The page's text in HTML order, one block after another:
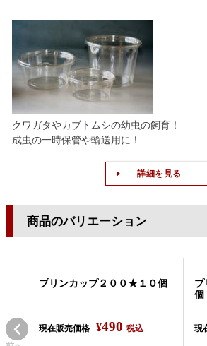
クワガタやカブトムシの幼虫の飼育！
成虫の一時保管や輸送用に！
詳細を見る
商品のバリエーション
プリンカップ２００★１０個
現在販売価格 ¥490 税込
プ
個
現